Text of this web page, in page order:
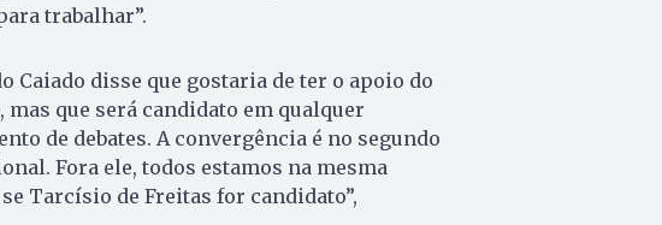
trabalhar”.
Caiado disse que gostaria de ter o apoio do
que será candidato em qualquer
de debates. A convergência é no segundo
Fora ele, todos estamos na mesma
Tarcísio de Freitas for candidato”,